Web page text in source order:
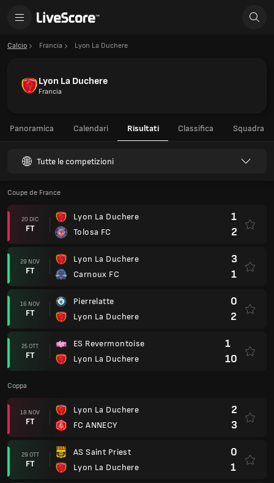
Calcio Francia Lyon La Duchere
Lyon La Duchere
Francia
Panoramica Calendari Risultati Classifica Squadra
Tutte le competizioni
Coupe de France
20 DIC
FT
Lyon La Duchere
Tolosa FC
1
2
29 NOV
FT
Lyon La Duchere
Carnoux FC
3
1
16 NOV
FT
Pierrelatte
Lyon La Duchere
0
2
25 OTT
FT
ES Revermontoise
Lyon La Duchere
1
10
Coppa
18 NOV
FT
Lyon La Duchere
FC ANNECY
2
3
29 OTT
FT
AS Saint Priest
Lyon La Duchere
0
1